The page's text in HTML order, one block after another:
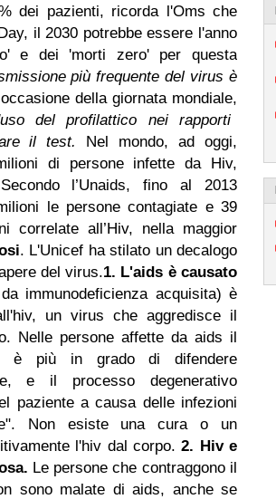
dei pazienti, ricorda l'Oms che
il 2030 potrebbe essere l'anno
e dei 'morti zero' per questa
più frequente del virus è
della giornata mondiale,
del profilattico nei rapporti
il test.
Nel mondo, ad oggi,
di persone infette da Hiv,
l’Unaids, fino al 2013
le persone contagiate e 39
correlate all’Hiv, nella maggior
. L'Unicef ha stilato un decalogo
del virus.1. L'aids è causato
immunodeficienza acquisita) è
un virus che aggredisce il
Nelle persone affette da aids il
è più in grado di difendere
e il processo degenerativo
paziente a causa delle infezioni
Non esiste una cura o un
l'hiv dal corpo.2. Hiv e
Le persone che contraggono il
sono malate di aids, anche se